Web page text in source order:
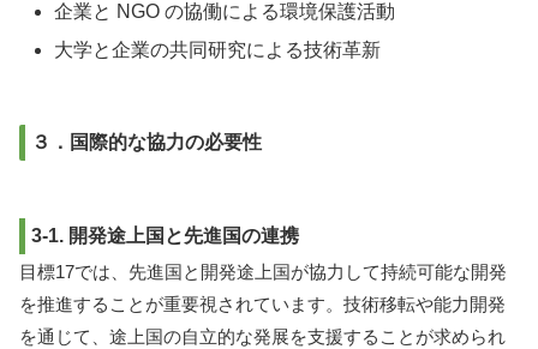
企業と NGO の協働による環境保護活動
大学と企業の共同研究による技術革新
３．国際的な協力の必要性
3-1. 開発途上国と先進国の連携
目標17では、先進国と開発途上国が協力して持続可能な開発
を推進することが重要視されています。技術移転や能力開発
を通じて、途上国の自立的な発展を支援することが求められ